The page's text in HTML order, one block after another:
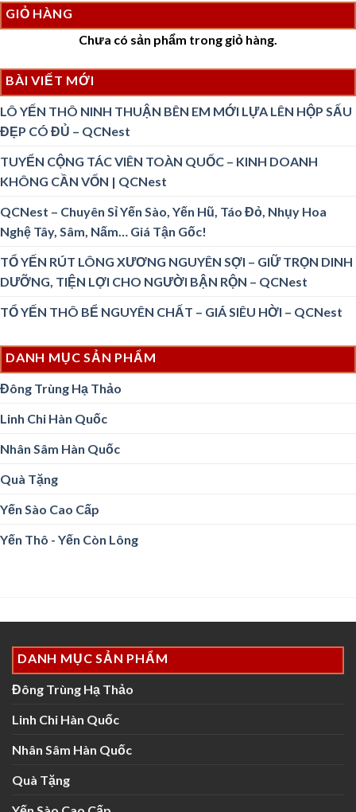
GIỎ HÀNG
Chưa có sản phẩm trong giỏ hàng.
BÀI VIẾT MỚI
LÔ YẾN THÔ NINH THUẬN BÊN EM MỚI LỰA LÊN HỘP SẤU
ĐẸP CÓ ĐỦ – QCNest
TUYỂN CỘNG TÁC VIÊN TOÀN QUỐC – KINH DOANH
KHÔNG CẦN VỐN | QCNest
QCNest – Chuyên Sỉ Yến Sào, Yến Hũ, Táo Đỏ, Nhụy Hoa
Nghệ Tây, Sâm, Nấm… Giá Tận Gốc!
TỔ YẾN RÚT LÔNG XƯƠNG NGUYÊN SỢI – GIỮ TRỌN DINH
DƯỠNG, TIỆN LỢI CHO NGƯỜI BẬN RỘN – QCNest
TỔ YẾN THÔ BỂ NGUYÊN CHẤT – GIÁ SIÊU HỜI – QCNest
DANH MỤC SẢN PHẨM
Đông Trùng Hạ Thảo
Linh Chi Hàn Quốc
Nhân Sâm Hàn Quốc
Quà Tặng
Yến Sào Cao Cấp
Yến Thô - Yến Còn Lông
DANH MỤC SẢN PHẨM
Đông Trùng Hạ Thảo
Linh Chi Hàn Quốc
Nhân Sâm Hàn Quốc
Quà Tặng